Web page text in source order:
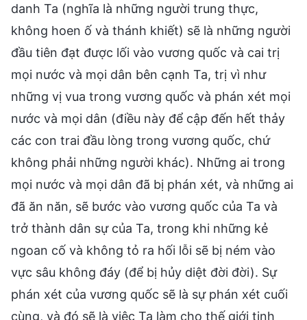
danh Ta (nghĩa là những người trung thực,
không hoen ố và thánh khiết) sẽ là những người
đầu tiên đạt được lối vào vương quốc và cai trị
mọi nước và mọi dân bên cạnh Ta, trị vì như
những vị vua trong vương quốc và phán xét mọi
nước và mọi dân (điều này để cập đến hết thảy
các con trai đầu lòng trong vương quốc, chứ
không phải những người khác). Những ai trong
mọi nước và mọi dân đã bị phán xét, và những ai
đã ăn năn, sẽ bước vào vương quốc của Ta và
trở thành dân sự của Ta, trong khi những kẻ
ngoan cố và không tỏ ra hối lỗi sẽ bị ném vào
vực sâu không đáy (để bị hủy diệt đời đời). Sự
phán xét của vương quốc sẽ là sự phán xét cuối
cùng, và đó sẽ là việc Ta làm cho thế giới tinh